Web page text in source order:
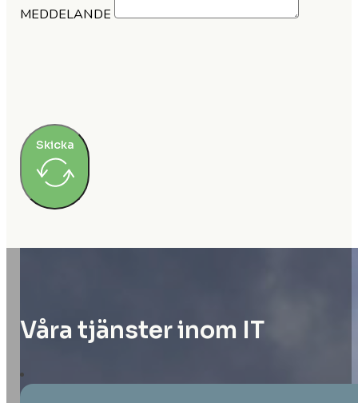
MEDDELANDE
Skicka
Våra tjänster inom IT